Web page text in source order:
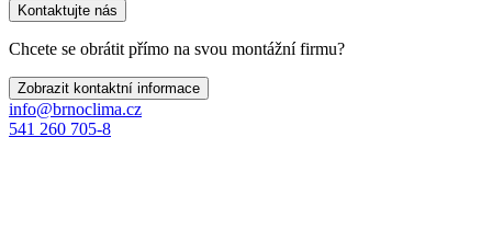
Kontaktujte nás
Chcete se obrátit přímo na svou montážní firmu?
Zobrazit kontaktní informace
info@brnoclima.cz
541 260 705-8